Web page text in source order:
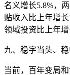
名义增长5.8%，
贴收入比上年增
领域投资比上年增
九、稳字当头、
当前，百年变局